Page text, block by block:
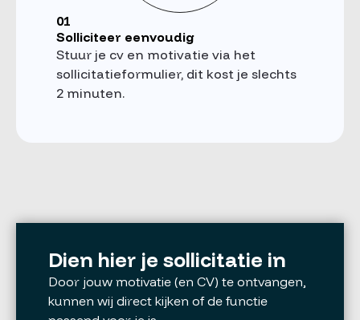
01
Solliciteer eenvoudig
Stuur je cv en motivatie via het
sollicitatieformulier, dit kost je slechts
2 minuten.
Dien hier je sollicitatie in
Door jouw motivatie (en CV) te ontvangen,
kunnen wij direct kijken of de functie